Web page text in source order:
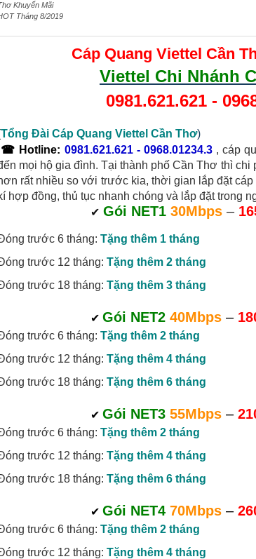
Khuyến Mãi
Tháng 8/2019
Cáp Quang Viettel Cần
Viettel Chi Nhánh
0981.621.621 -
Tổng Đài Cáp Quang Viettel Cần Thơ)
☎ Hotline: 0981.621.621- 0968.01234.3 , cáp
mọi hộ gia đình. Tại thành phố Cần Thơ thì chi
rất nhiều so với trước kia, thời gian lắp đặt
hợp đồng, thủ tục nhanh chóng và lắp đặt trong
✔ Gói NET1 30Mbps –
trước 6 tháng: Tặng thêm 1 tháng
trước 12 tháng: Tặng thêm 2 tháng
trước 18 tháng: Tặng thêm 3 tháng
✔ Gói NET2 40Mbps –
trước 6 tháng: Tặng thêm 2 tháng
trước 12 tháng: Tặng thêm 4 tháng
trước 18 tháng: Tặng thêm 6 tháng
✔ Gói NET3 55Mbps –
trước 6 tháng: Tặng thêm 2 tháng
trước 12 tháng: Tặng thêm 4 tháng
trước 18 tháng: Tặng thêm 6 tháng
✔ Gói NET4 70Mbps –
trước 6 tháng: Tặng thêm 2 tháng
trước 12 tháng: Tặng thêm 4 tháng